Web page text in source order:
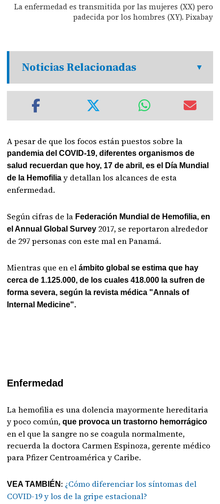
La enfermedad es transmitida por las mujeres (XX) pero
padecida por los hombres (XY). Pixabay
Noticias Relacionadas
A pesar de que los focos están puestos sobre la
pandemia del COVID-19, diferentes organismos de
salud recuerdan que hoy, 17 de abril, es el Día Mundial
de la Hemofiliay detallan los alcances de esta
enfermedad.
Según cifras de la Federación Mundial de Hemofilia, en
el Annual Global Survey 2017, se reportaron alrededor
de 297 personas con este mal en Panamá.
Mientras que en el ámbito global se estima que hay
cerca de 1.125.000, de los cuales 418.000 la sufren de
forma severa, según la revista médica "Annals of
Internal Medicine".
Enfermedad
La hemofilia es una dolencia mayormente hereditaria
y poco común,que provoca un trastorno hemorrágico
en el que la sangre no se coagula normalmente,
recuerda la doctora Carmen Espinoza, gerente médico
para Pfizer Centroamérica y Caribe.
VEA TAMBIÉN : ¿Cómo diferenciar los síntomas del
COVID-19 y los de la gripe estacional?